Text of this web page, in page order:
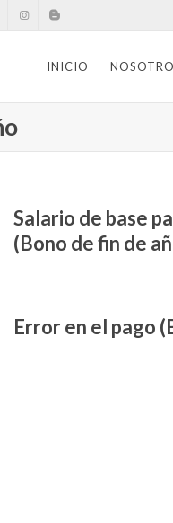
INICIO
Salario de base
(Bono de fin de
Error en el pago